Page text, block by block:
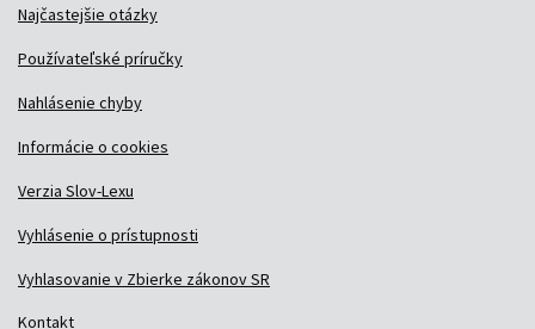
Najčastejšie otázky
Používateľské príručky
Nahlásenie chyby
Informácie o cookies
Verzia Slov-Lexu
Vyhlásenie o prístupnosti
Vyhlasovanie v Zbierke zákonov SR
Kontakt